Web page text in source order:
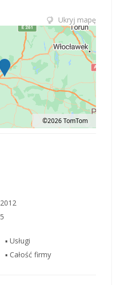
Ukryj mapę
©2026 TomTom
2012
5
▪ Usługi
▪ Całość firmy